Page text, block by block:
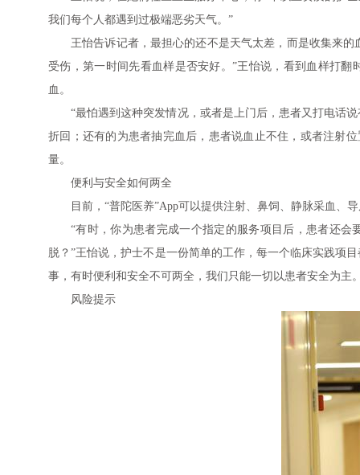
我们每个人都遇到过极端恶劣天气。”
王怡告诉记者，最担心的还不是天气太差，而是收集来
受伤，第一时间先看血样是否安好。”王怡说，看到血样打
血。
“最怕遇到这种突发情况，或者是上门后，患者又打电话
折回；还有的为患者抽完血后，患者说血止不住，或者注射
量。
便利与安全如何两全
目前，“普陀医养”App可以提供注射、鼻饲、静脉采血、
“有时，你为患者完成一个指定的服务项目后，患者还
脱？”王怡说，护士不是一份简单的工作，每一个临床实践项
事，有时便利和安全不可两全，我们只能一切以患者安全为主
风险提示